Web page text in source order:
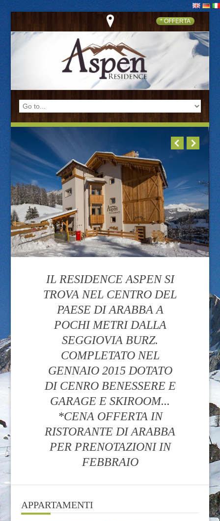
* OFFERTA
IL RESIDENCE ASPEN SI
TROVA NEL CENTRO DEL
PAESE DI ARABBA A
POCHI METRI DALLA
SEGGIOVIA BURZ.
COMPLETATO NEL
GENNAIO 2015 DOTATO
DI CENRO BENESSERE E
GARAGE E SKIROOM...
*CENA OFFERTA IN
RISTORANTE DI ARABBA
PER PRENOTAZIONI IN
FEBBRAIO
APPARTAMENTI